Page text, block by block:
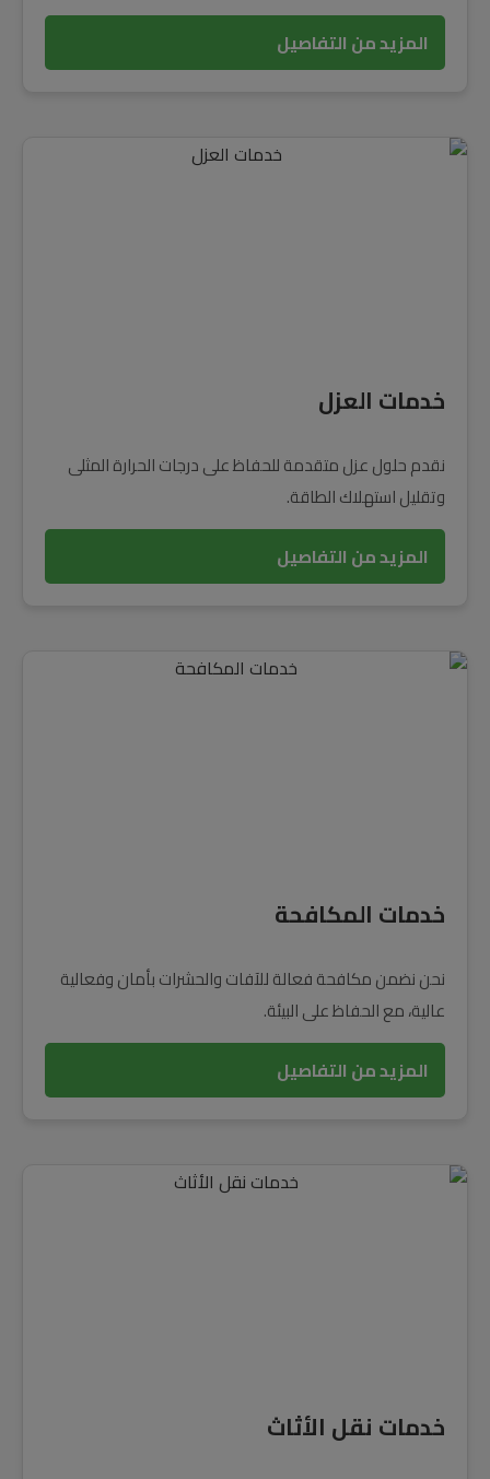
المزيد من التفاصيل
خدمات العزل
نقدم حلول عزل متقدمة للحفاظ على درجات الحرارة المثلى
وتقليل استهلاك الطاقة.
المزيد من التفاصيل
خدمات المكافحة
نحن نضمن مكافحة فعالة للآفات والحشرات بأمان وفعالية
عالية، مع الحفاظ على البيئة.
المزيد من التفاصيل
خدمات نقل الأثاث